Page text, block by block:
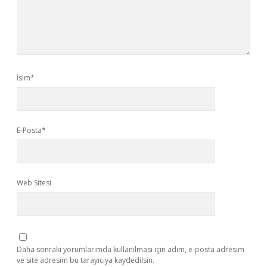
İsim*
E-Posta*
Web Sitesi
Daha sonraki yorumlarımda kullanılması için adım, e-posta adresim
ve site adresim bu tarayıcıya kaydedilsin.